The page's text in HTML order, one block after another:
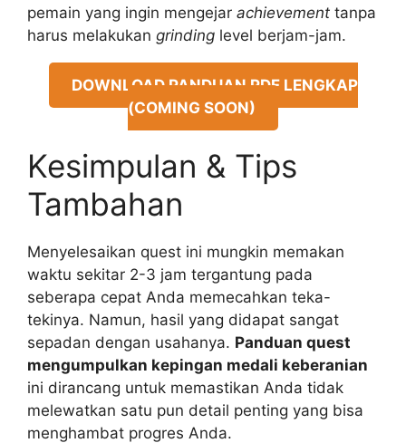
pemain yang ingin mengejar achievement tanpa
harus melakukan grinding level berjam-jam.
DOWNLOAD PANDUAN PDF LENGKAP
(COMING SOON)
Kesimpulan & Tips
Tambahan
Menyelesaikan quest ini mungkin memakan
waktu sekitar 2-3 jam tergantung pada
seberapa cepat Anda memecahkan teka-
tekinya. Namun, hasil yang didapat sangat
sepadan dengan usahanya. Panduan quest
mengumpulkan kepingan medali keberanian
ini dirancang untuk memastikan Anda tidak
melewatkan satu pun detail penting yang bisa
menghambat progres Anda.